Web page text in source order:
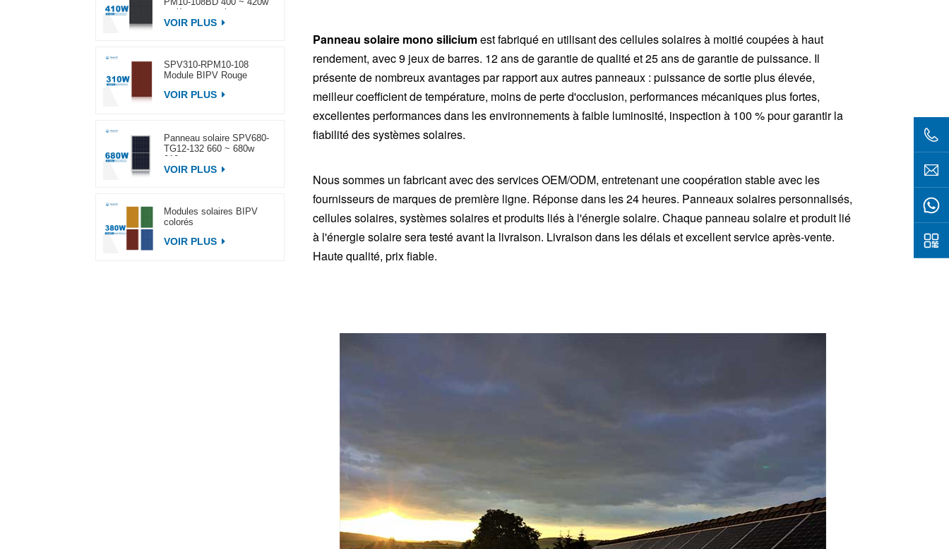
Panneau solaire mono siliciumest fabriqué en utilisant des cellules solaires à moitié coupées à haut
rendement, avec 9 jeux de barres. 12 ans de garantie de qualité et 25 ans de garantie de puissance. Il
présente de nombreux avantages par rapport aux autres panneaux : puissance de sortie plus élevée,
meilleur coefficient de température, moins de perte d'occlusion, performances mécaniques plus fortes,
excellentes performances dans les environnements à faible luminosité, inspection à 100 % pour garantir la
fiabilité des systèmes solaires.
Nous sommes un fabricant avec des services OEM/ODM, entretenant une coopération stable avec les
fournisseurs de marques de première ligne. Réponse dans les 24 heures. Panneaux solaires personnalisés,
cellules solaires, systèmes solaires et produits liés à l'énergie solaire. Chaque panneau solaire et produit lié
à l'énergie solaire sera testé avant la livraison. Livraison dans les délais et excellent service après-vente.
Haute qualité, prix fiable.
PM10-108BD 400 ~ 420w
VOIR PLUS
SPV310-RPM10-108
Module BIPV Rouge
VOIR PLUS
Panneau solaire SPV680-
TG12-132 660 ~ 680w
VOIR PLUS
Modules solaires BIPV
colorés
VOIR PLUS